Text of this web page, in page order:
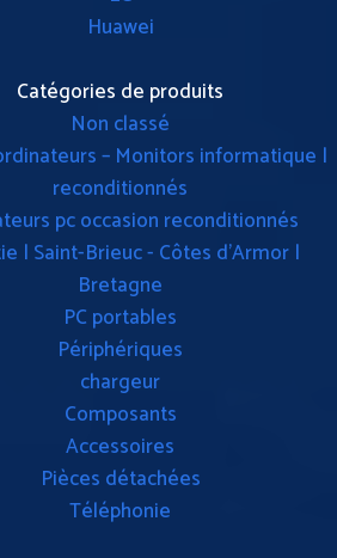
Huawei
Catégories de produits
Non classé
– Monitors informatique |
reconditionnés
pc occasion reconditionnés
| Saint-Brieuc - Côtes d'Armor |
Bretagne
PC portables
Périphériques
chargeur
Composants
Accessoires
Pièces détachées
Téléphonie